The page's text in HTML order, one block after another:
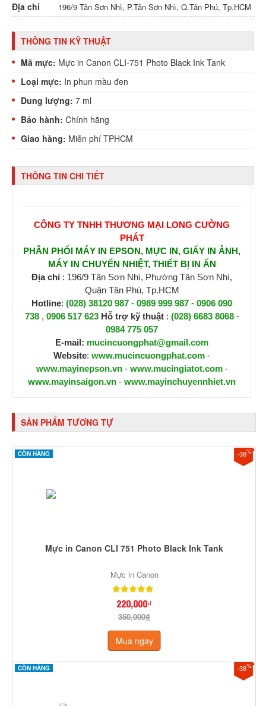
Địa chỉ
196/9 Tân Sơn Nhì, P.Tân Sơn Nhì, Q.Tân Phú, Tp.HCM
THÔNG TIN KỸ THUẬT
Mã mực: Mực in Canon CLI-751 Photo Black Ink Tank
Loại mực: In phun màu đen
Dung lượng: 7 ml
Bảo hành: Chính hãng
Giao hàng: Miễn phí TPHCM
THÔNG TIN CHI TIẾT
CÔNG TY TNHH THƯƠNG MẠI LONG CƯỜNG
PHÁT
PHÂN PHỐI MÁY IN EPSON, MỰC IN, GIẤY IN ẢNH,
MÁY IN CHUYỂN NHIỆT, THIẾT BỊ IN ẤN
Địa chỉ : 196/9 Tân Sơn Nhì, Phường Tân Sơn Nhì,
Quận Tân Phú, Tp.HCM
Hotline: (028) 38120 987 - 0989 999 987 - 0906 090
738, 0906 517 623 Hỗ trợ kỹ thuật : (028) 6683 8068-
0984 775 057
E-mail: mucincuongphat@gmail.com
Website: www.mucincuongphat.com -
www.mayinepson.vn- www.mucingiatot.com-
www.mayinsaigon.vn - www.mayinchuyennhiet.vn
SẢN PHẨM TƯƠNG TỰ
-38%
CÒN HÀNG
Mực in Canon CLI 751 Photo Black Ink Tank
Mực in Canon
220,000₫
350,000₫
Mua ngay
-38%
CÒN HÀNG